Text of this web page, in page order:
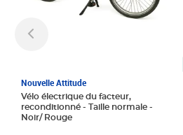
Nouvelle Attitude
Vélo électrique du facteur,
reconditionné - Taille normale -
Noir/ Rouge